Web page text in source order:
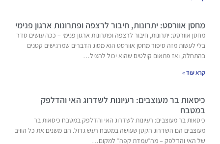
מחסן אוורסט: יתרונות, חיבור לרצפה ופתרונות ארגון פנימי
מחסן אוורסט: יתרונות, חיבור לרצפה ופתרונות ארגון פנימי – ככה עושים סדר
בלי לעשות מזה סיפור מחסן אוורסט הוא מסוג הדברים שמרגישים קטנים
בהתחלה, ואז פתאום קולטים שהוא יכול להציל…
קרא עוד »
כיסאות בר מעוצבים: רעיונות לשדרוג האי והדלפק
במטבח
כיסאות בר מעוצבים: רעיונות לשדרוג האי והדלפק במטבח כיסאות בר
מעוצבים הם השדרוג הקטן שעושה במטבח רעש גדול. הם משנים את כל הוויב
של האי והדלפק – מה״עמדת קפה״ למקום…